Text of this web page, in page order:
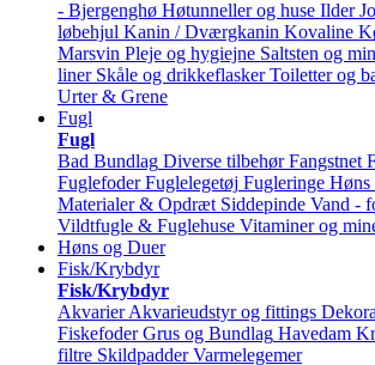
- Bjergenghø Høtunneller og huse Ilder
løbehjul Kanin / Dværgkanin Kovaline
Marsvin Pleje og hygiejne Saltsten og
liner Skåle og drikkeflasker Toiletter og
Urter & Grene
Fugl
Fugl
Bad Bundlag Diverse tilbehør Fangstnet
Fuglefoder Fuglelegetøj Fugleringe Høns
Materialer & Opdræt Siddepinde Vand -
Vildtfugle & Fuglehuse Vitaminer og
Høns og Duer
Fisk/Krybdyr
Fisk/Krybdyr
Akvarier Akvarieudstyr og fittings
Fiskefoder Grus og Bundlag Havedam
filtre Skildpadder Varmelegemer